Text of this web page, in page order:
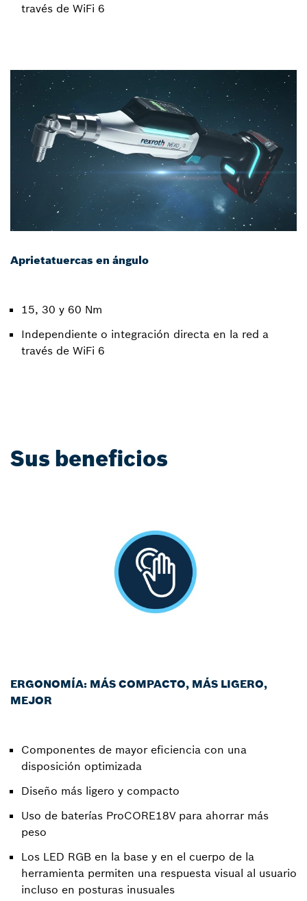
través de WiFi 6
Aprietatuercas en ángulo
15, 30 y 60 Nm
Independiente o integración directa en la red a
través de WiFi 6
Sus beneficios
ERGONOMÍA: MÁS COMPACTO, MÁS LIGERO,
MEJOR
Componentes de mayor eficiencia con una
disposición optimizada
Diseño más ligero y compacto
Uso de baterías ProCORE18V para ahorrar más
peso
Los LED RGB en la base y en el cuerpo de la
herramienta permiten una respuesta visual al usuario
incluso en posturas inusuales